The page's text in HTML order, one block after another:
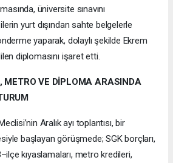
üniversite sınavını
yurt dışından sahte belgelerle
yaparak, dolaylı şekilde Ekrem
diplomasını işaret etti.
METRO VE DİPLOMA ARASINDA
Aralık ayı toplantısı, bir
başlayan görüşmede; SGK borçları,
kıyaslamaları, metro kredileri,